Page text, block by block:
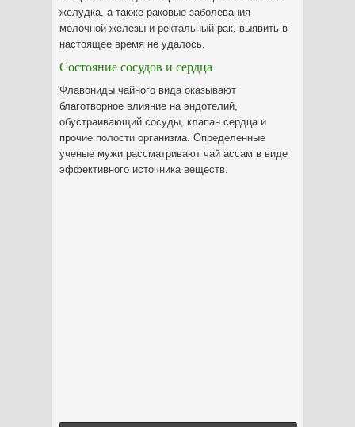
желудка, а также раковые заболевания
молочной железы и ректальный рак, выявить в
настоящее время не удалось.
Состояние сосудов и сердца
Флавониды чайного вида оказывают
благотворное влияние на эндотелий,
обустраивающий сосуды, клапан сердца и
прочие полости организма. Определенные
ученые мужи рассматривают чай ассам в виде
эффективного источника веществ.